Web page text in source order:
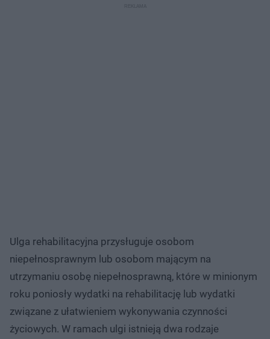
mieszkania. Więcej o uldze rehabilitacyjnej na Poradnik Zdrowie.
Ulga rehabilitacyjna przysługuje osobom
niepełnosprawnym lub osobom mającym na
utrzymaniu osobę niepełnosprawną, które w minionym
roku poniosły wydatki na rehabilitację lub wydatki
związane z ułatwieniem wykonywania czynności
życiowych. W ramach ulgi istnieją dwa rodzaje